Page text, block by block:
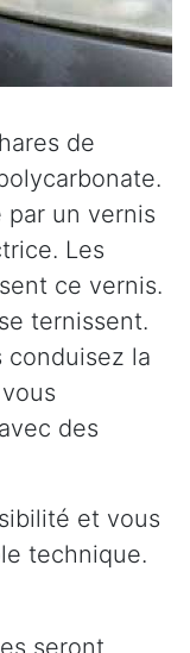
de
un vernis
Les
ce vernis.
ternissent.
conduisez la
des
et vous
technique.